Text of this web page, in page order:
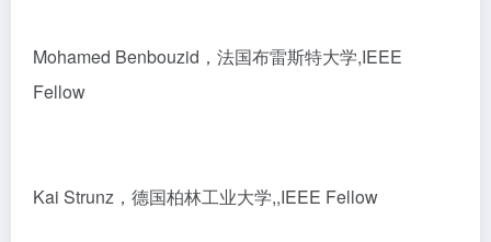
Mohamed Benbouzid，法国布雷斯特大学,IEEE
Fellow
Kai Strunz，德国柏林工业大学,,IEEE Fellow